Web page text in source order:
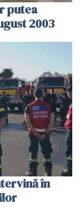
putea
2003
în